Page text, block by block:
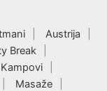
Austrija
Break
Kampovi
Masaže